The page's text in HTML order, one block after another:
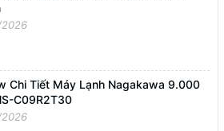
Chi Tiết Máy Lạnh Nagakawa 9.000
C09R2T30